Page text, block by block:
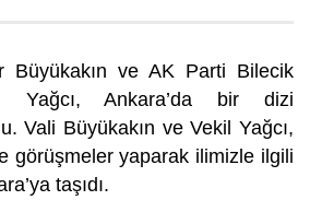
Büyükakın ve AK Parti Bilecik
Yağcı, Ankara’da bir dizi
Vali Büyükakın ve Vekil Yağcı,
görüşmeler yaparak ilimizle ilgili
taşıdı.